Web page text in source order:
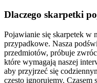
Dlaczego skarpetki
Pojawianie się skarpetek w
przypadkowe. Nasza
przedmiotów, próbuje
które wymagają naszej
aby przyjrzeć się
często ignorujemy. Czasem